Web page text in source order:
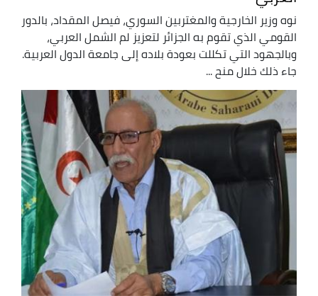
نوه وزير الخارجية والمغتربين السوري، فيصل المقداد، بالدور
القومي الذي تقوم به الجزائر لتعزيز لم الشمل العربي،
وبالجهود التي تكللت بعودة بلاده إلى جامعة الدول العربية.
جاء ذلك خلال منح ...